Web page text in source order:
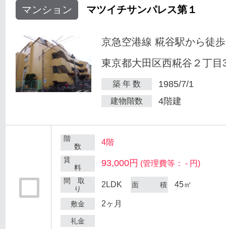
マンション マツイチサンパレス第１
京急空港線 糀谷駅から徒
東京都大田区西糀谷２丁目
築 年 数 1985/7/1
建物階数 4階建
階
数
4階
賃
料
93,000円 (管理費等： - 円)
間 取
り
2LDK 面 積 45㎡
敷金 2ヶ月
礼金